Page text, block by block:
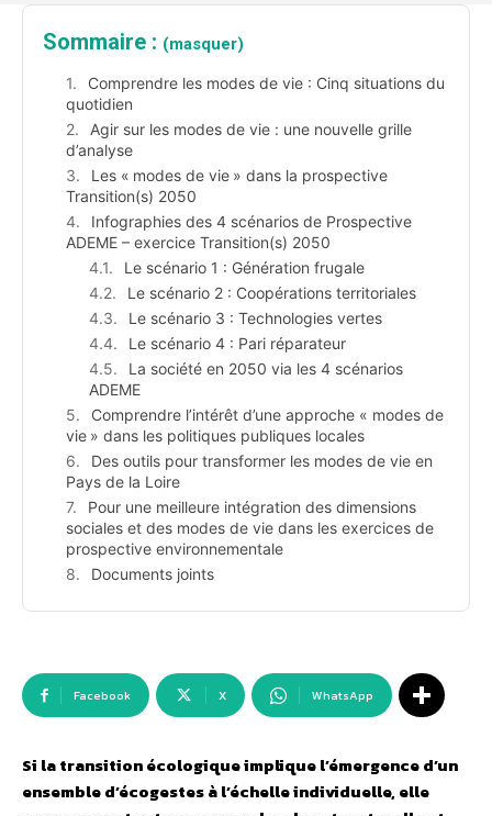
Sommaire : (masquer)
Comprendre les modes de vie : Cinq situations du
quotidien
Agir sur les modes de vie : une nouvelle grille
d’analyse
Les « modes de vie » dans la prospective
Transition(s) 2050
Infographies des 4 scénarios de Prospective
ADEME – exercice Transition(s) 2050
Le scénario 1 : Génération frugale
Le scénario 2 : Coopérations territoriales
Le scénario 3 : Technologies vertes
Le scénario 4 : Pari réparateur
La société en 2050 via les 4 scénarios
ADEME
Comprendre l’intérêt d’une approche « modes de
vie » dans les politiques publiques locales
Des outils pour transformer les modes de vie en
Pays de la Loire
Pour une meilleure intégration des dimensions
sociales et des modes de vie dans les exercices de
prospective environnementale
Documents joints
Facebook X WhatsApp
Si la transition écologique implique l’émergence d’un
ensemble d’écogestes à l’échelle individuelle, elle